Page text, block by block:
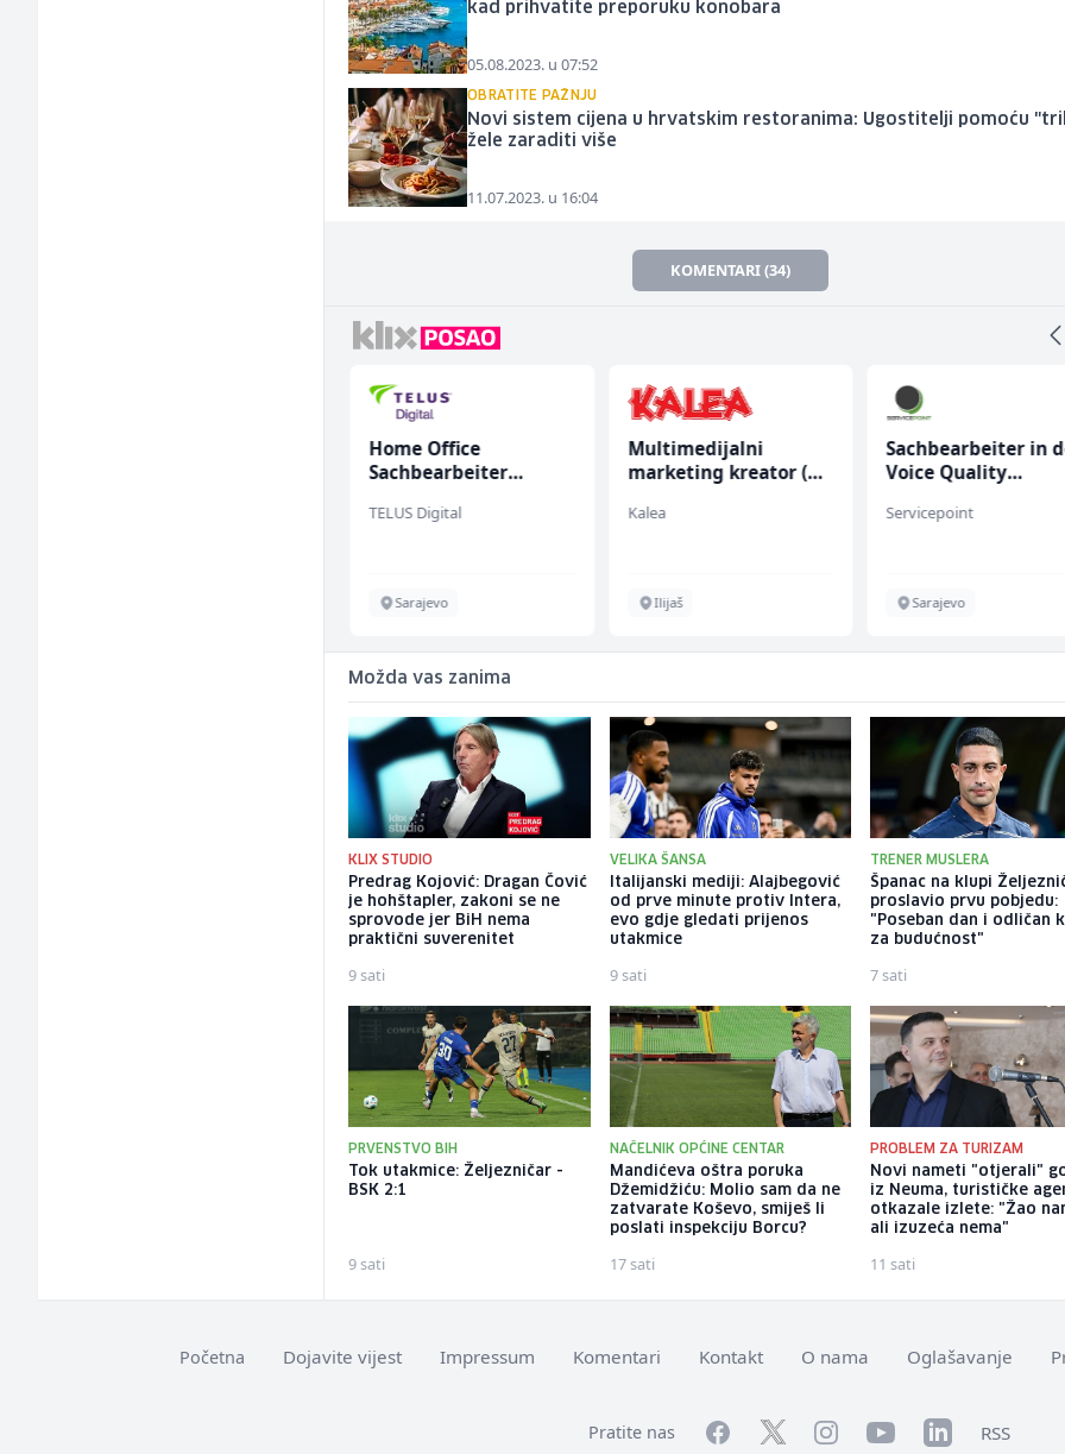
kad prihvatite preporuku konobara
05.08.2023. u 07:52
OBRATITE PAŽNJU
Novi sistem cijena u hrvatskim restoranima: Ugostitelji pomoću
žele zaraditi više
11.07.2023. u 16:04
KOMENTARI (34)
Home Office
Sachbearbeiter
bekannten deutschen
TELUS Digital
Sarajevo
Multimedijalni
marketing kreator (m/
Kalea
Ilijaš
Sachbearbeiter in
Voice Quality
Servicepoint
Sarajevo
Možda vas zanima
KLIX STUDIO
Predrag Kojović: Dragan Čović
je hohštapler, zakoni se ne
sprovode jer BiH nema
praktični suverenitet
9 sati
VELIKA ŠANSA
Italijanski mediji: Alajbegović
od prve minute protiv Intera,
evo gdje gledati prijenos
utakmice
9 sati
TRENER MUSLERA
Španac na klupi
proslavio prvu pobjedu:
"Poseban dan i odličan
za budućnost"
7 sati
PRVENSTVO BIH
Tok utakmice: Željezničar -
BSK 2:1
9 sati
NAČELNIK OPĆINE CENTAR
Mandićeva oštra poruka
Džemidžiću: Molio sam da ne
zatvarate Koševo, smiješ li
poslati inspekciju Borcu?
17 sati
PROBLEM ZA TURIZAM
Novi nameti "otjerali"
iz Neuma, turističke
otkazale izlete: "Žao
ali izuzeća nema"
11 sati
Početna Dojavite vijest Impressum Komentari Kontakt O nama Oglašavanje
Pratite nas FacebookTwitterInstagramYouTubeLinkedInRSS